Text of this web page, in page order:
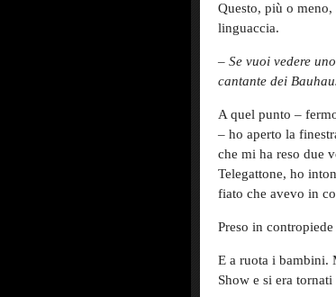
Questo, più o
linguaccia.
– Se vuoi vedere
cantante dei
A quel punto –
– ho aperto la
che mi ha reso due
Telegattone, ho
fiato che avevo in
Preso in
E a ruota i bambini.
Show e si era